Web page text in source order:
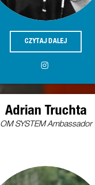
CZYTAJ DALEJ
Adrian Truchta
OM SYSTEM Ambassador